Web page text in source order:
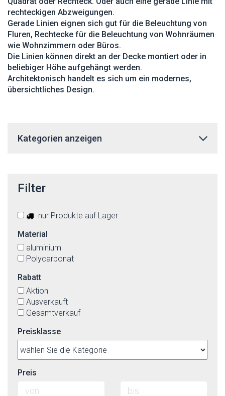
rechteckigen Abzweigungen.
Gerade Linien eignen sich gut für die Beleuchtung von
Fluren, Rechtecke für die Beleuchtung von Wohnräumen
wie Wohnzimmern oder Büros.
Die Linien können direkt an der Decke montiert oder in
beliebiger Höhe aufgehängt werden.
Architektonisch handelt es sich um ein modernes,
übersichtliches Design.
Kategorien anzeigen
Filter
nur Produkte auf Lager
Material
aluminium
Polycarbonat
Rabatt
Aktion
Ausverkauft
Gesamtverkauf
Preisklasse
Preis